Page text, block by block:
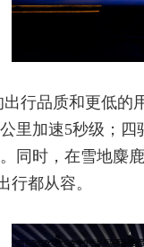
行品质和更低
里加速5秒级；
同时，在雪地麋
行都从容。